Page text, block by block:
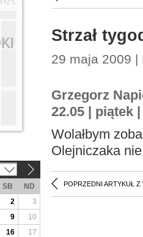
Strzał
29 maja 2009 |
Grzegorz
22.05 | piątek
Wolałbym
Olejniczaka
POPRZEDNI ARTYKUŁ Z
SB
ND
2
3
9
10
16
17